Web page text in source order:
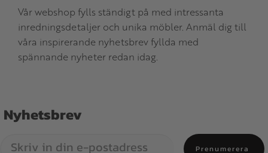
Vår webshop fylls ständigt på med intressanta
inredningsdetaljer och unika möbler. Anmäl dig till
våra inspirerande nyhetsbrev fyllda med
spännande nyheter redan idag.
Nyhetsbrev
Prenumerera